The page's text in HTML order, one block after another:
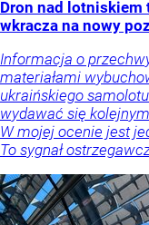
Dron nad lotniskiem
wkracza na nowy
Informacja o
materiałami
ukraińskiego
wydawać się
W mojej ocenie jest
To sygnał